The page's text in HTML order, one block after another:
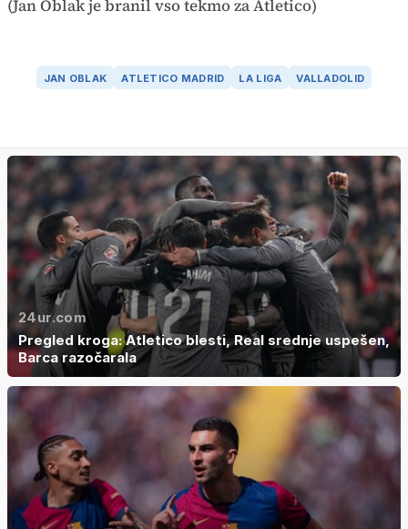
(Jan Oblak je branil vso tekmo za Atletico)
JAN OBLAK ATLETICO MADRID LA LIGA VALLADOLID
24ur.com
Pregled kroga: Atletico blesti, Real srednje uspešen,
Barca razočarala